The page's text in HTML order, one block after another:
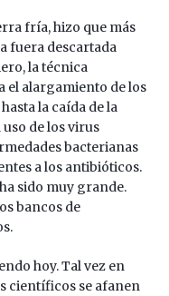
fría, hizo que más
fuera descartada
la técnica
el alargamiento de los
la caída de la
uso de los virus
bacterianas
a los antibióticos.
sido muy grande.
bancos de
hoy. Tal vez en
científicos se afanen